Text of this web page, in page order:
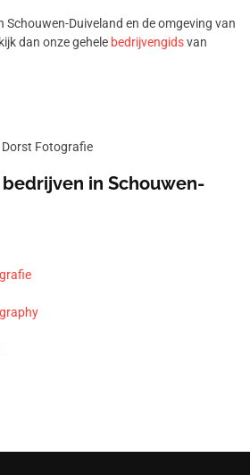
Schouwen-Duiveland en de omgeving van
dan onze gehele bedrijvengidsvan
Dorst Fotografie
in Schouwen-